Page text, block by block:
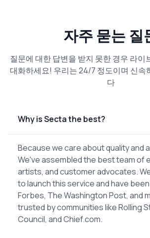
자주 묻는 질
질문에 대한 답변을 받지 못한 경우 라이
대화하세요! 우리는 24/7 정도이며 신속
다
Why is Secta the best?
Because we care about quality and
We've assembled the best team of
artists, and customer advocates.
to launch this service and have
Forbes, The Washington Post, and
trusted by communities like Rolling
Council, and Chief.com.